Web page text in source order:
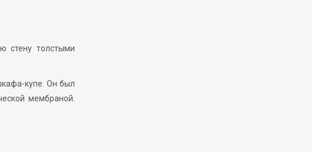
стену толстыми
купе. Он был
мембраной.